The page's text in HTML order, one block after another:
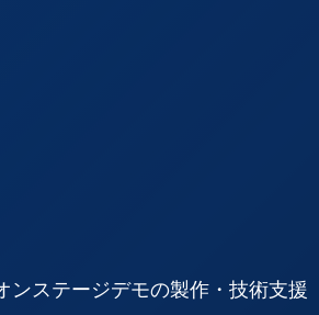
ンステージデモの製作・技術支援